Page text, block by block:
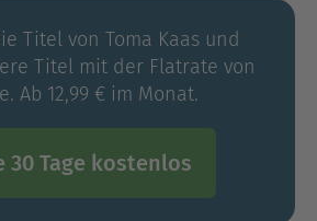
Titel von Toma Kaas und
Titel mit der Flatrate von
Ab 12,99 € im Monat.
30 Tage kostenlos